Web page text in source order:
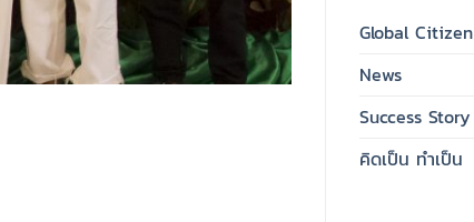
Global Citizen
News
Success Story
คิดเป็น ทำเป็น